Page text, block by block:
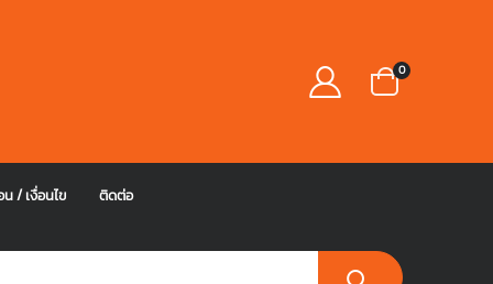
0
/ เงื่อนไข ติดต่อ